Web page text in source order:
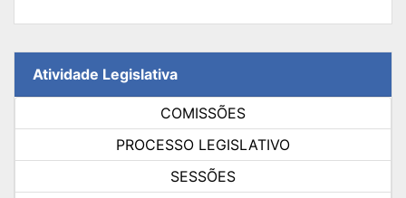
Atividade Legislativa
COMISSÕES
PROCESSO LEGISLATIVO
SESSÕES